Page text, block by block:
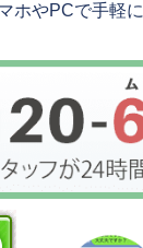
ホやPCで手軽に